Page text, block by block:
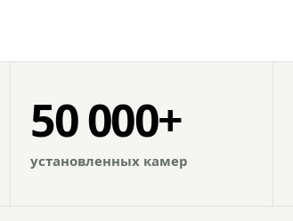
50 000+
установленных камер